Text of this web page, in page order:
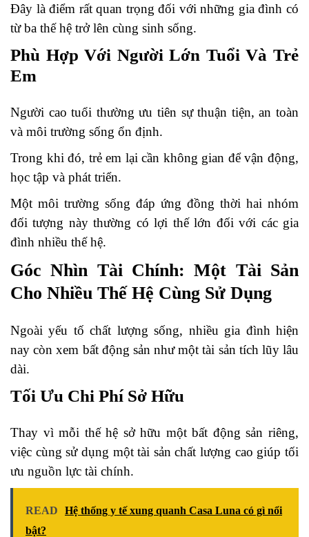
Đây là điểm rất quan trọng đối với những gia đình có
từ ba thế hệ trở lên cùng sinh sống.
Phù Hợp Với Người Lớn Tuổi Và Trẻ
Em
Người cao tuổi thường ưu tiên sự thuận tiện, an toàn
và môi trường sống ổn định.
Trong khi đó, trẻ em lại cần không gian để vận động,
học tập và phát triển.
Một môi trường sống đáp ứng đồng thời hai nhóm
đối tượng này thường có lợi thế lớn đối với các gia
đình nhiều thế hệ.
Góc Nhìn Tài Chính: Một Tài Sản
Cho Nhiều Thế Hệ Cùng Sử Dụng
Ngoài yếu tố chất lượng sống, nhiều gia đình hiện
nay còn xem bất động sản như một tài sản tích lũy lâu
dài.
Tối Ưu Chi Phí Sở Hữu
Thay vì mỗi thế hệ sở hữu một bất động sản riêng,
việc cùng sử dụng một tài sản chất lượng cao giúp tối
ưu nguồn lực tài chính.
READ
Hệ thống y tế xung quanh Casa Luna có gì nổi
bật?